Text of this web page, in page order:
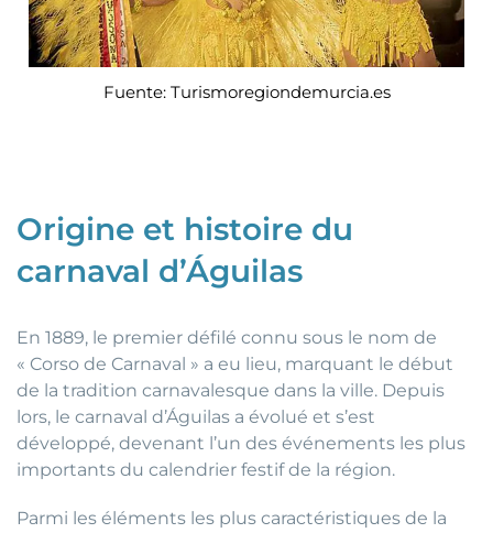
Fuente: Turismoregiondemurcia.es
Origine et histoire du
carnaval d’Águilas
En 1889, le premier défilé connu sous le nom de
« Corso de Carnaval » a eu lieu, marquant le début
de la tradition carnavalesque dans la ville. Depuis
lors, le carnaval d’Águilas a évolué et s’est
développé, devenant l’un des événements les plus
importants du calendrier festif de la région.
Parmi les éléments les plus caractéristiques de la